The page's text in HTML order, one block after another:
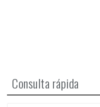
Consulta rápida